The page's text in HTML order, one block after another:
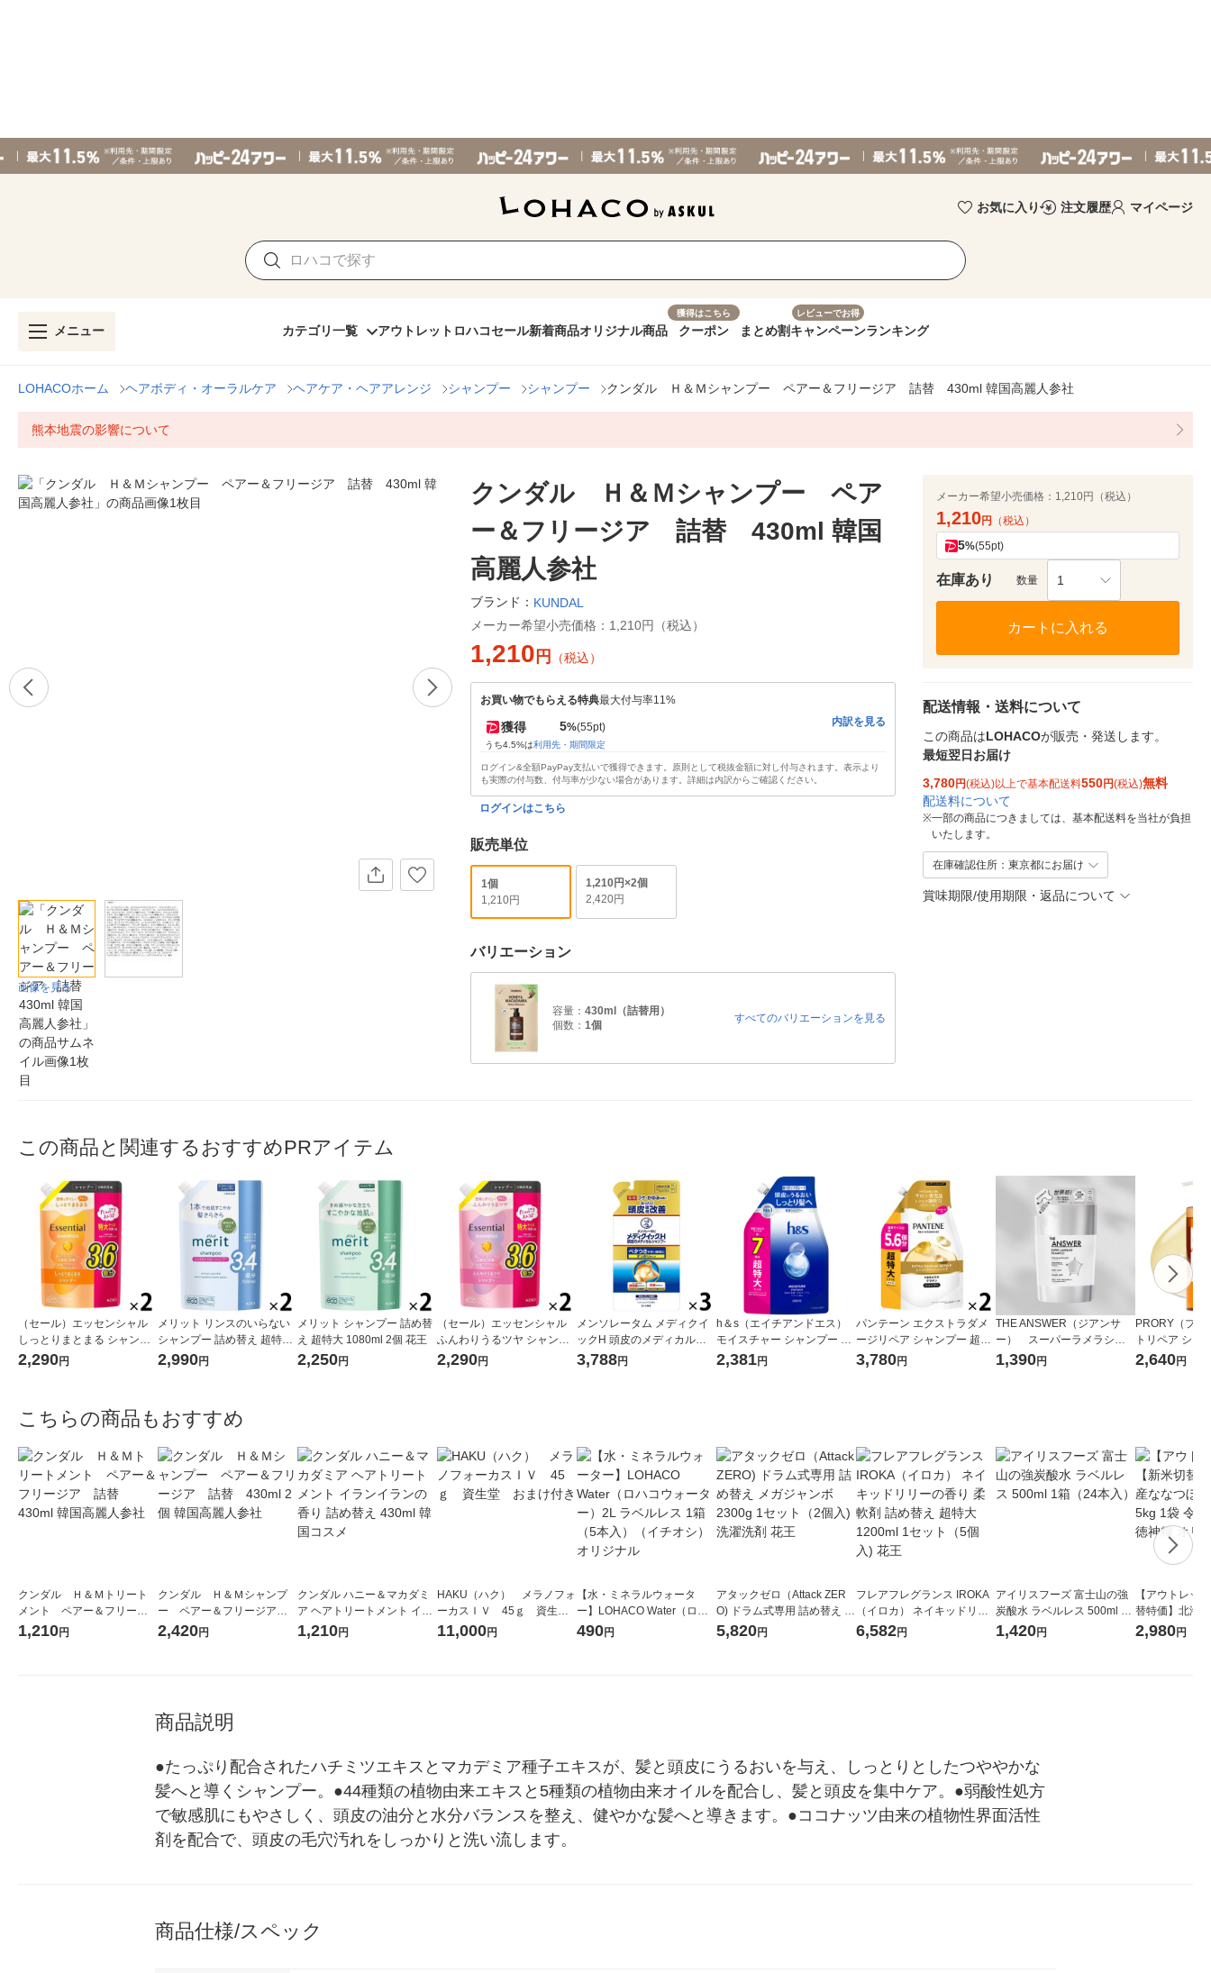
お気に入り 注文履歴 マイページ
メニュー カテゴリ一覧 アウトレット ロハコセール新着商品オリジナル商品
獲得はこちら
クーポン まとめ割
レビューでお得
キャンペーンランキング
LOHACOホーム ヘアボディ・オーラルケア ヘアケア・ヘアアレンジ シャンプー シャンプー クンダル Ｈ＆Ｍシャンプー ペアー＆フリージア 詰替 430ml 韓国高麗人参社
熊本地震の影響について
画像を見る
クンダル Ｈ＆Ｍシャンプー ペア
ー＆フリージア 詰替 430ml 韓国
高麗人参社
ブランド： KUNDAL
メーカー希望小売価格： 1,210円（税込）
1,210 円 （税込）
お買い物でもらえる特典最大付与率11%
獲得 5%(55pt)
うち4.5%は利用先・期間限定
内訳を見る
ログイン&全額PayPay支払いで獲得できます。原則として税抜金額に対し付与されます。表示より
も実際の付与数、付与率が少ない場合があります。詳細は内訳からご確認ください。
ログインはこちら
販売単位
1個
1,210円
1,210円×2個
2,420円
バリエーション
容量： 430ml（詰替用）
個数： 1個
すべてのバリエーションを見る
メーカー希望小売価格： 1,210円（税込）
1,210円 （税込）
5%(55pt)
在庫あり 数量 1
カートに入れる
配送情報・送料について
この商品はLOHACOが販売・発送します。
最短翌日お届け
3,780円(税込)以上で基本配送料550円(税込)無料
配送料について
※一部の商品につきましては、基本配送料を当社が負担
いたします。
在庫確認住所：東京都にお届け
賞味期限/使用期限・返品について
この商品と関連するおすすめPRアイテム
（セール）エッセンシャル
しっとりまとまる シャンプ
ー 詰め替え 大容量 1080ml
2,290円
メリット リンスのいらない
シャンプー 詰め替え 超特大
1080ml 2個 花王
2,990円
メリット シャンプー 詰め替
え 超特大 1080ml 2個 花王
2,250円
（セール）エッセンシャル
ふんわりうるツヤ シャンプ
ー 詰め替え 大容量 1080ml
2,290円
メンソレータム メディクイ
ックH 頭皮のメディカルシ
ャンプー 詰め替え 280mL 3
3,788円
h＆s（エイチアンドエス）
モイスチャー シャンプー 詰
め替え 超特大 2.2Lサイズ P
2,381円
パンテーン エクストラダメ
ージリペア シャンプー 超特
大 詰め替え 1700ml 2個 P＆
3,780円
THE ANSWER（ジアンサ
ー） スーパーラメラシャ
ンプー 詰替え 320ml 花
1,390円
PRORY（プロ
トリペア シャ
（うねり ツ
2,640円
こちらの商品もおすすめ
クンダル Ｈ＆Ｍトリート
メント ペアー＆フリージ
ア 詰替 430ml 韓国高麗
1,210円
クンダル Ｈ＆Ｍシャンプ
ー ペアー＆フリージア
詰替 430ml 2個 韓国高麗人
2,420円
クンダル ハニー＆マカダミ
ア ヘアトリートメント イラ
ンイランの香り 詰め替え 43
1,210円
HAKU（ハク） メラノフォ
ーカスＩＶ 45ｇ 資生
堂 おまけ付き
11,000円
【水・ミネラルウォータ
ー】LOHACO Water（ロハ
コウォーター）2L ラベルレ
490円
アタックゼロ（Attack ZER
O) ドラム式専用 詰め替え メ
ガジャンボ 2300g 1セット
5,820円
フレアフレグランス IROKA
（イロカ） ネイキッドリリ
ーの香り 柔軟剤 詰め替え 超
6,582円
アイリスフーズ 富士山の強
炭酸水 ラベルレス 500ml 1
箱（24本入）
1,420円
【アウトレッ
替特価】北海
し 無洗米 5kg
2,980円
商品説明
●たっぷり配合されたハチミツエキスとマカデミア種子エキスが、髪と頭皮にうるおいを与え、しっとりとしたつややかな
髪へと導くシャンプー。●44種類の植物由来エキスと5種類の植物由来オイルを配合し、髪と頭皮を集中ケア。●弱酸性処方
で敏感肌にもやさしく、頭皮の油分と水分バランスを整え、健やかな髪へと導きます。●ココナッツ由来の植物性界面活性
剤を配合で、頭皮の毛穴汚れをしっかりと洗い流します。
商品仕様/スペック